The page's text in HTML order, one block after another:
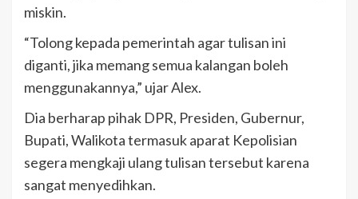
miskin.
“Tolong kepada pemerintah agar tulisan ini
diganti, jika memang semua kalangan boleh
menggunakannya,” ujar Alex.
Dia berharap pihak DPR, Presiden, Gubernur,
Bupati, Walikota termasuk aparat Kepolisian
segera mengkaji ulang tulisan tersebut karena
sangat menyedihkan.